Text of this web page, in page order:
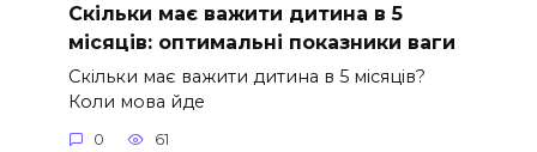
Скільки має важити дитина в 5
місяців: оптимальні показники ваги
Скільки має важити дитина в 5 місяців?
Коли мова йде
0 61